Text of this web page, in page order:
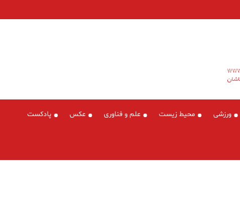
ورزشی محیط زیست علم و فناوری عکس پادکست